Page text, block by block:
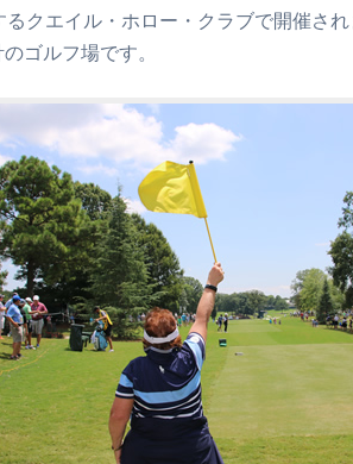
るクエイル・ホロー・クラブで開催さ
ゴルフ場です。